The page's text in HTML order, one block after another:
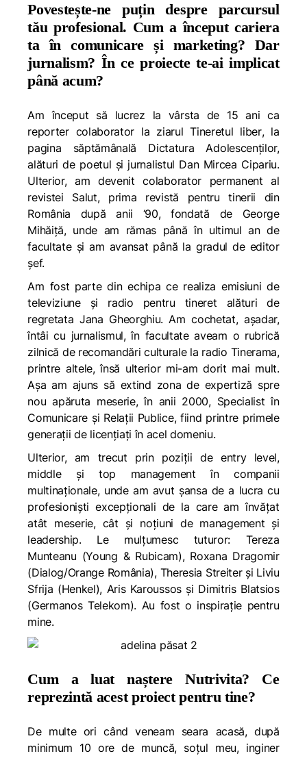
Povestește-ne puțin despre parcursul
tău profesional. Cum a început cariera
ta în comunicare și marketing? Dar
jurnalism? În ce proiecte te-ai implicat
până acum?
Am început să lucrez la vârsta de 15 ani ca
reporter colaborator la ziarulTineretul liber, la
pagina săptămânală Dictatura Adolescenților,
alături de poetul și jurnalistul Dan Mircea Cipariu.
Ulterior, am devenit colaborator permanent al
revistei Salut, prima revistă pentru tinerii din
România după anii ‘90, fondată de George
Mihăiță, unde am rămas până în ultimul an de
facultate și am avansat până la gradul de editor
șef.
Am fost parte din echipa ce realiza emisiuni de
televiziune și radio pentru tineret alături de
regretata Jana Gheorghiu. Am cochetat, așadar,
întâi cu jurnalismul, în facultate aveam o rubrică
zilnică de recomandări culturale la radio Tinerama,
printre altele, însă ulterior mi-am dorit mai mult.
Așa am ajuns să extind zona de expertiză spre
nou apăruta meserie, în anii 2000, Specialist în
Comunicare și Relații Publice, fiind printre primele
generații de licențiați în acel domeniu.
Ulterior, am trecut prin poziții de entry level,
middle și top management în companii
multinaționale, unde am avut șansa de a lucra cu
profesioniști excepționali de la care am învățat
atât meserie, cât și noțiuni de management și
leadership. Le mulțumesc tuturor: Tereza
Munteanu (Young & Rubicam), Roxana Dragomir
(Dialog/Orange România), Theresia Streiter și Liviu
Sfrija (Henkel), Aris Karoussos și Dimitris Blatsios
(Germanos Telekom). Au fost o inspirație pentru
mine.
Cum a luat naștere Nutrivita? Ce
reprezintă acest proiect pentru tine?
De multe ori când veneam seara acasă, după
minimum 10 ore de muncă, soțul meu, inginer